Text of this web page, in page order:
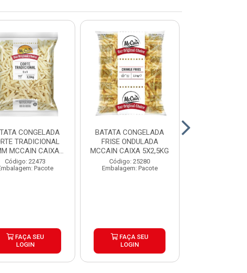
CONGELADA
TRADICIONAL
MCCAIN CAIXA
6X2,5KG
Código: 22473
Pacote
FAÇA SEU
LOGIN
BATATA CONGELADA
FRISE ONDULADA
MCCAIN CAIXA 5X2,5KG
Código: 25280
Embalagem: Pacote
FAÇA SEU
LOGIN